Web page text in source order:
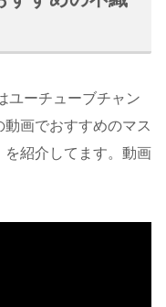
ユーチューブチャン
画でおすすめのマス
を紹介してます。動画